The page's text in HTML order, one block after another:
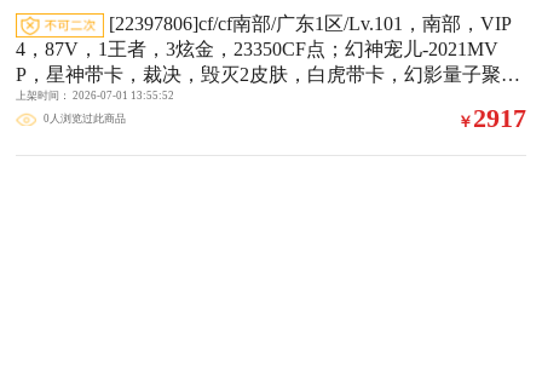
4，87V，1王者，3炫金，23350CF点；幻神宠儿-2021MV
P，星神带卡，裁决，毁灭2皮肤，白虎带卡，幻影量子聚
变，雷神3皮肤，火麒麟CFSTAR，3烈龙，2炼狱，1蝴蝶
刀，2副武（USP-雷暴，沙鹰-修罗），1套手雷
上架时间： 2026-07-01 13:55:52
0人浏览过此商品
￥ 2917